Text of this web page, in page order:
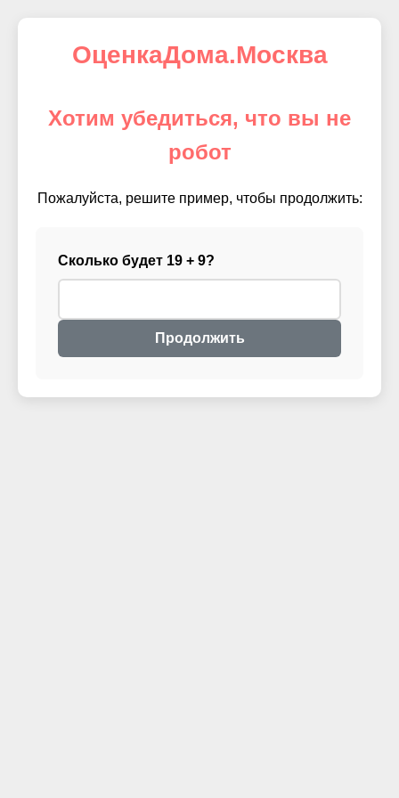
ОценкаДома.Москва
Хотим убедиться, что вы не
робот
Пожалуйста, решите пример, чтобы продолжить:
Сколько будет 19 + 9?
Продолжить